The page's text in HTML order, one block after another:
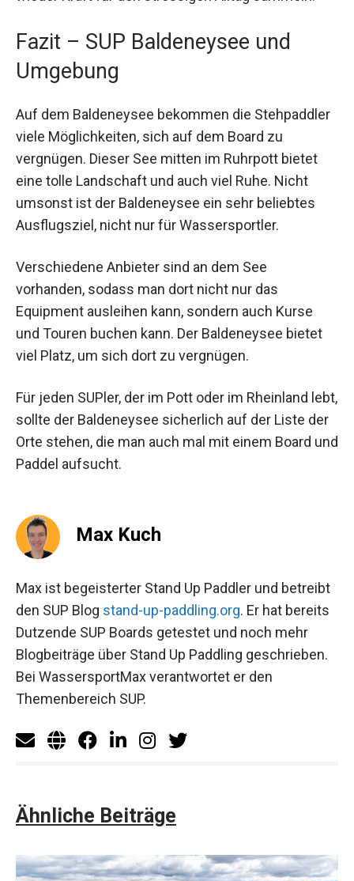
Fazit – SUP Baldeneysee und
Umgebung
Auf dem Baldeneysee bekommen die Stehpaddler
viele Möglichkeiten, sich auf dem Board zu
vergnügen. Dieser See mitten im Ruhrpott bietet
eine tolle Landschaft und auch viel Ruhe. Nicht
umsonst ist der Baldeneysee ein sehr beliebtes
Ausflugsziel, nicht nur für Wassersportler.
Verschiedene Anbieter sind an dem See
vorhanden, sodass man dort nicht nur das
Equipment ausleihen kann, sondern auch Kurse
und Touren buchen kann. Der Baldeneysee bietet
viel Platz, um sich dort zu vergnügen.
Für jeden SUPler, der im Pott oder im Rheinland lebt,
sollte der Baldeneysee sicherlich auf der Liste der
Orte stehen, die man auch mal mit einem Board und
Paddel aufsucht.
Max Kuch
Max ist begeisterter Stand Up Paddler und betreibt
den SUP Blog stand-up-paddling.org. Er hat bereits
Dutzende SUP Boards getestet und noch mehr
Blogbeiträge über Stand Up Paddling geschrieben.
Bei WassersportMax verantwortet er den
Themenbereich SUP.
Ähnliche Beiträge